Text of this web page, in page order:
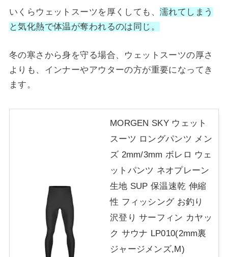
いくらウェットスーツを厚くしても、濡れてしまう
と気化熱で体温が奪われるのは同じ。
冬の寒さから身を守る場合、ウェットスーツの厚さ
よりも、インナーやアウターの方が重要になってき
ます。
MORGEN SKY ウェット
スーツ ロングパンツ メン
ズ 2mm/3mm ボレロ ウェ
ットパンツ ネオプレーン
生地 SUP 保温速乾 伸縮
性 フィッシング お釣り
沢登り サーフィン カヤッ
ク サウナ LP010(2mm裏
ジャージメンズ,M)